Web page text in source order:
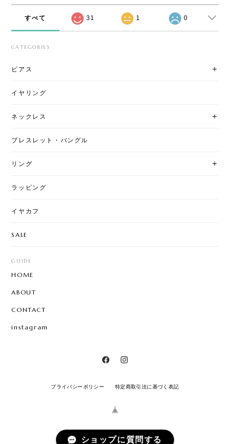
すべて 31 1 0
CATEGORIES
ピアス
イヤリング
ネックレス
ブレスレット・バングル
リング
ラッピング
イヤカフ
SALE
GUIDE
HOME
ABOUT
CONTACT
instagram
プライバシーポリシー 特定商取引法に基づく表記
ショップに質問する